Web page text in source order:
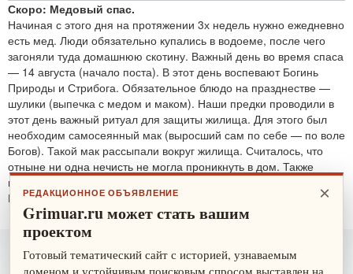
Скоро: Медовый спас.
Начиная с этого дня на протяжении 3х недель нужно ежедневно
есть мед. Люди обязательно купались в водоеме, после чего
загоняли туда домашнюю скотину. Важный день во время спаса
— 14 августа (начало поста). В этот день воспевают Богинь
Природы и Стрибога. Обязательное блюдо на празднестве —
шулики (выпечка с медом и маком). Наши предки проводили в
этот день важный ритуал для защиты жилища. Для этого был
необходим самосеянный мак (выросший сам по себе — по воле
Богов). Такой мак рассыпали вокруг жилища. Считалось, что
отныне ни одна нечисть не могла проникнуть в дом. Также
проводятся обряды для защиты от злобных духов.
По теме:защитные ритуалы ×
РЕДАКЦИОННОЕ ОБЪЯВЛЕНИЕ
Grimuar.ru может стать вашим
проектом
Готовый тематический сайт с историей, узнаваемым
доменом и устойчивым поисковым спросом выставлен на